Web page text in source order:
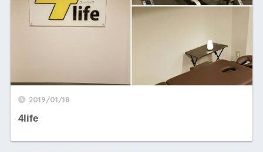
2019/01/18
4life